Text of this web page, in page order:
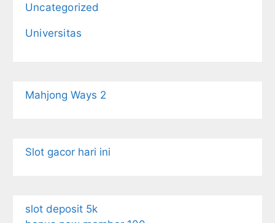
Uncategorized
Universitas
Mahjong Ways 2
Slot gacor hari ini
slot deposit 5k